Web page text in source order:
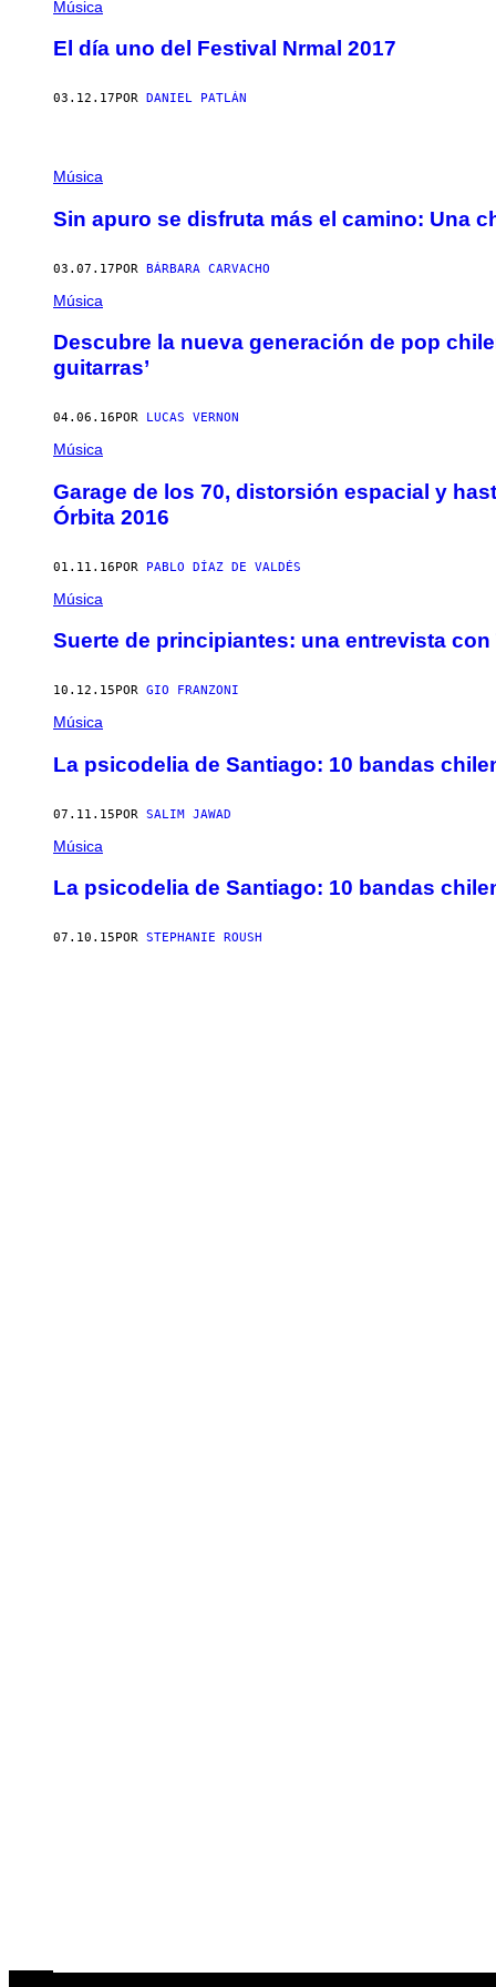
Música
El día uno del Festival Nrmal 2017
03.12.17 POR DANIEL PATLÁN
Música
Sin apuro se disfruta más el camino: Una
03.07.17POR BÁRBARA CARVACHO
Música
Descubre la nueva generación de pop
guitarras’
04.06.16 POR LUCAS VERNON
Música
Garage de los 70, distorsión espacial y
Órbita 2016
01.11.16POR PABLO DÍAZ DE VALDÉS
Música
Suerte de principiantes: una entrevista con
10.12.15 POR GIO FRANZONI
Música
La psicodelia de Santiago: 10 bandas
07.11.15POR SALIM JAWAD
Música
La psicodelia de Santiago: 10 bandas
07.10.15 POR STEPHANIE ROUSH